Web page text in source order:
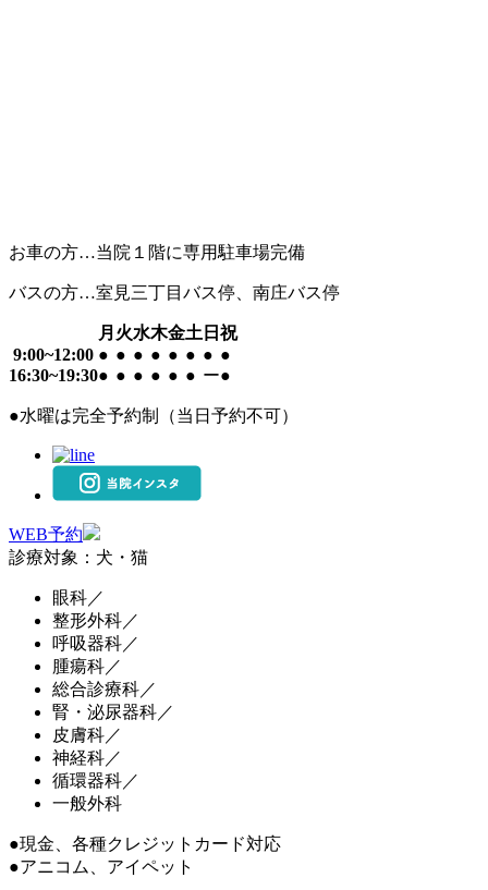
お車の方…当院１階に専用駐車場完備
バスの方…室見三丁目バス停、南庄バス停
月 火水木金土 日祝
9:00~12:00 ● ● ● ● ● ● ● ●
16:30~19:30● ● ● ● ● ● ー●
●水曜は完全予約制（当日予約不可）
WEB予約
診療対象：犬・猫
眼科／
整形外科／
呼吸器科／
腫瘍科／
総合診療科／
腎・泌尿器科／
皮膚科／
神経科／
循環器科／
一般外科
●現金、各種クレジットカード対応
●アニコム、アイペット